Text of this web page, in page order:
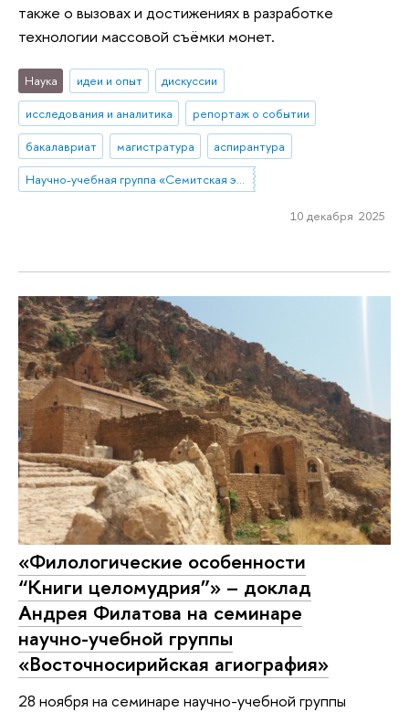
также о вызовах и достижениях в разработке
технологии массовой съёмки монет.
Наука идеи и опыт
дискуссии
исследования и аналитика
репортаж о событии
бакалавриат
магистратура
аспирантура
Научно-учебная группа «Семитская эпиграфика в цифровую эпоху»
10 декабря 2025
«Филологические особенности
“Книги целомудрия”» – доклад
Андрея Филатова на семинаре
научно-учебной группы
«Восточносирийская агиография»
28 ноября на семинаре научно-учебной группы